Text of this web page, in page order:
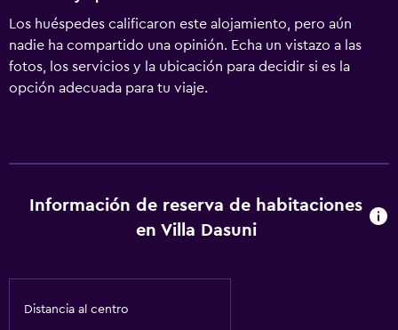
Los huéspedes calificaron este alojamiento, pero aún
nadie ha compartido una opinión. Echa un vistazo a las
fotos, los servicios y la ubicación para decidir si es la
opción adecuada para tu viaje.
Información de reserva de habitaciones
en Villa Dasuni
Distancia al centro